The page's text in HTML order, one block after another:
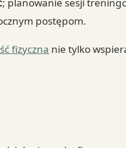
postępom.
fizyczna nie tylko